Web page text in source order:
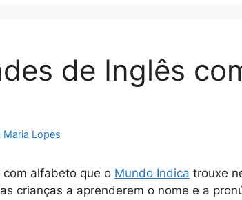
de Inglês
Maria Lopes
alfabeto que o Mundo Indica trouxe
crianças a aprenderem o nome e a